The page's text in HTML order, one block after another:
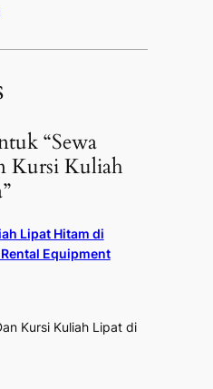
“Sewa
Kursi Kuliah
Lipat Hitam di
Equipment
Kursi Kuliah Lipat di